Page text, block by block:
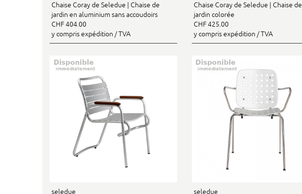
Chaise Coray de Seledue | Chaise de
jardin en aluminium sans accoudoirs
CHF 404.00
y compris expédition / TVA
Chaise Coray de Seledue | Chaise de
jardin colorée
CHF 425.00
y compris expédition / TVA
seledue
seledue